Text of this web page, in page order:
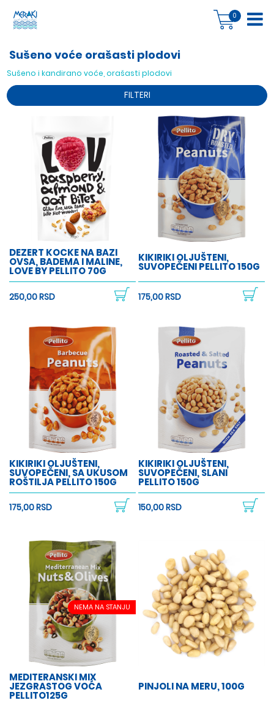
0
Sušeno voće orašasti plodovi
Sušeno i kandirano voće, orašasti plodovi
FILTERI
DEZERT KOCKE NA BAZI
OVSA, BADEMA I MALINE,
LOVE BY PELLITO 70G
250,00 RSD
KIKIRIKI OLJUŠTENI,
SUVOPEČENI PELLITO 150G
175,00 RSD
KIKIRIKI OLJUŠTENI,
SUVOPEČENI, SA UKUSOM
ROŠTILJA PELLITO 150G
175,00 RSD
KIKIRIKI OLJUŠTENI,
SUVOPEČENI, SLANI
PELLITO 150G
150,00 RSD
NEMA NA STANJU
MEDITERANSKI MIX
JEZGRASTOG VOĆA
PELLITO125G
PINJOLI NA MERU, 100G